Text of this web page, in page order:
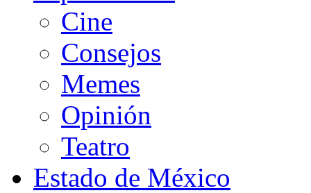
Cine
Consejos
Memes
Opinión
Teatro
Estado de México